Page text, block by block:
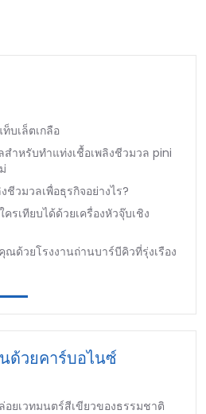
บเล็ตเกลือ
สำหรับทำแท่งเชื้อเพลิงชีวมวล pini
ชีวมวลเพื่อธุรกิจอย่างไร?
รเทียบได้ด้วยเครื่องหัวจุ๊บเชิง
ณด้วยโรงงานถ่านบาร์บีคิวที่รุ่งเรือง
ด้วยคาร์บอไนซ์
อยเวทมนตร์สีเขียวของธรรมชาติ